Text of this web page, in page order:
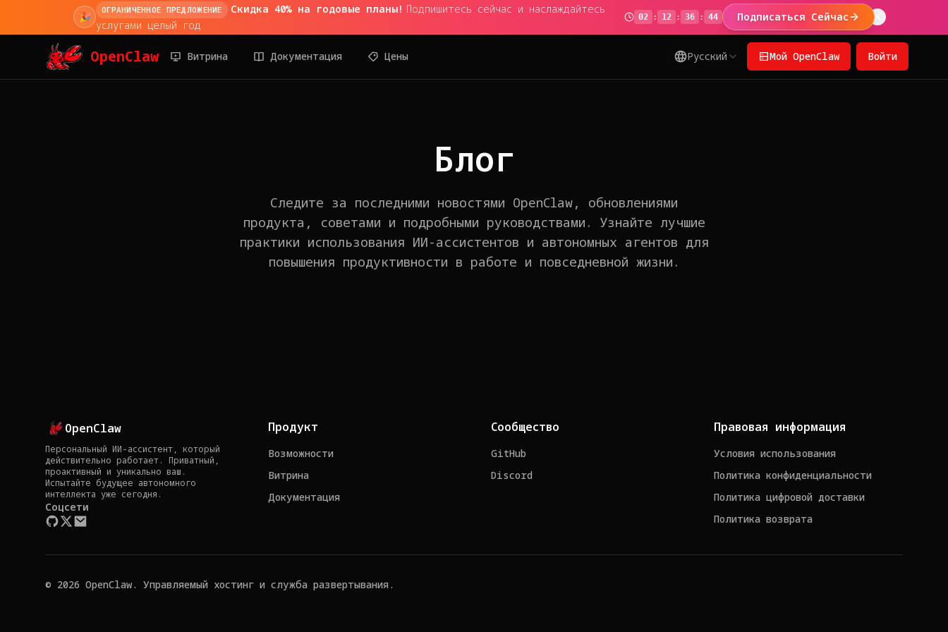
🎉
ОГРАНИЧЕННОЕ ПРЕДЛОЖЕНИЕ Скидка 40% на годовые планы! Подпишитесь сейчас и наслаждайтесь
услугами целый год
02 : 12 : 36 : 44 Подписаться Сейчас
OpenClaw Витрина Документация Цены Русский Мой OpenClaw Войти
Блог
Следите за последними новостями OpenClaw, обновлениями
продукта, советами и подробными руководствами. Узнайте лучшие
практики использования ИИ-ассистентов и автономных агентов для
повышения продуктивности в работе и повседневной жизни.
OpenClaw
Персональный ИИ-ассистент, который
действительно работает. Приватный,
проактивный и уникально ваш.
Испытайте будущее автономного
интеллекта уже сегодня.
Соцсети
Продукт
Возможности
Витрина
Документация
Сообщество
GitHub
Discord
Правовая информация
Условия использования
Политика конфиденциальности
Политика цифровой доставки
Политика возврата
© 2026 OpenClaw. Управляемый хостинг и служба развертывания.